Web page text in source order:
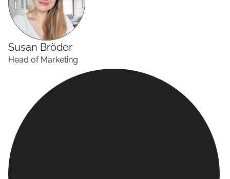
Susan Bröder
Head of Marketing